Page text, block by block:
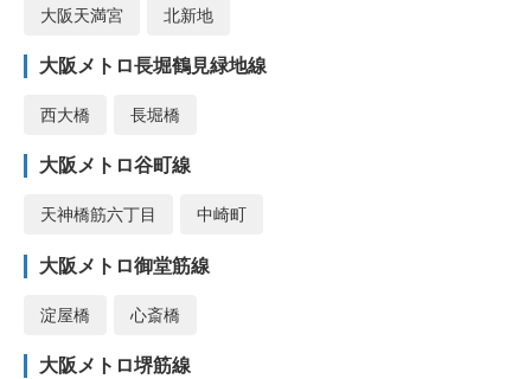
大阪天満宮 北新地
大阪メトロ長堀鶴見緑地線
西大橋 長堀橋
大阪メトロ谷町線
天神橋筋六丁目 中崎町
大阪メトロ御堂筋線
淀屋橋 心斎橋
大阪メトロ堺筋線